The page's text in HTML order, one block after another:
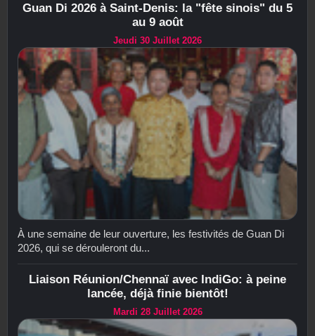
Guan Di 2026 à Saint-Denis: la "fête sinois" du 5
au 9 août
Jeudi 30 Juillet 2026
À une semaine de leur ouverture, les festivités de Guan Di
2026, qui se dérouleront du...
Liaison Réunion/Chennaï avec IndiGo: à peine
lancée, déjà finie bientôt!
Mardi 28 Juillet 2026